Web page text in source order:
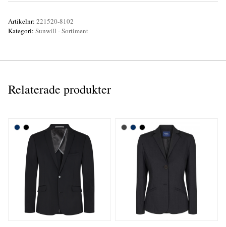
Artikelnr: 221520-8102
Kategori: Sunwill - Sortiment
Relaterade produkter